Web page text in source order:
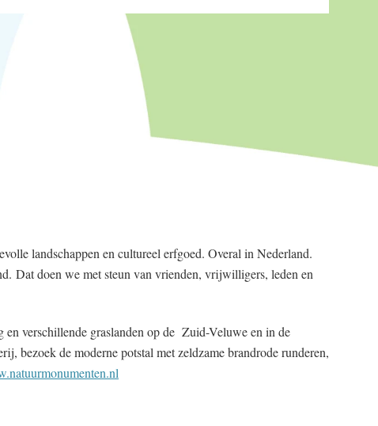
landschappen en cultureel erfgoed. Overal in Nederland.
Dat doen we met steun van vrienden, vrijwilligers, leden en
verschillende graslanden op de Zuid-Veluwe en in de
bezoek de moderne potstal met zeldzame brandrode runderen,